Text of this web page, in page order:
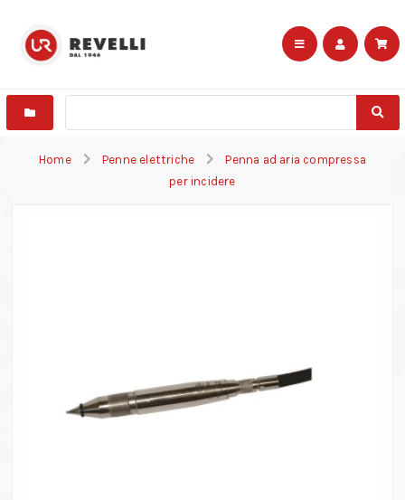
Home Penne elettriche
Penna ad aria compressa
per incidere